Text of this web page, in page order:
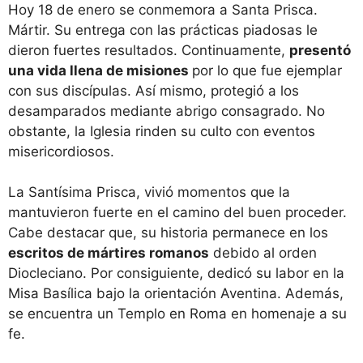
Hoy 18 de enero se conmemora a Santa Prisca.
Mártir. Su entrega con las prácticas piadosas le
dieron fuertes resultados. Continuamente, presentó
una vida llena de misiones por lo que fue ejemplar
con sus discípulas. Así mismo, protegió a los
desamparados mediante abrigo consagrado. No
obstante, la Iglesia rinden su culto con eventos
misericordiosos.
La Santísima Prisca, vivió momentos que la
mantuvieron fuerte en el camino del buen proceder.
Cabe destacar que, su historia permanece en los
escritos de mártires romanos debido al orden
Diocleciano. Por consiguiente, dedicó su labor en la
Misa Basílica bajo la orientación Aventina. Además,
se encuentra un Templo en Roma en homenaje a su
fe.